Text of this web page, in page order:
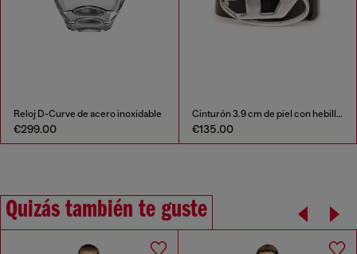
Reloj D-Curve de acero inoxidable
€299.00
Cinturón 3.9 cm de piel con hebilla en D
€135.00
Quizás también te guste